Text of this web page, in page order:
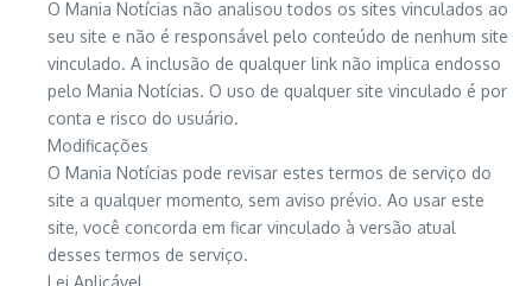
O Mania Notícias não analisou todos os sites vinculados ao
seu site e não é responsável pelo conteúdo de nenhum site
vinculado. A inclusão de qualquer link não implica endosso
pelo Mania Notícias. O uso de qualquer site vinculado é por
conta e risco do usuário.
Modificações
O Mania Notícias pode revisar estes termos de serviço do
site a qualquer momento, sem aviso prévio. Ao usar este
site, você concorda em ficar vinculado à versão atual
desses termos de serviço.
Lei Aplicável